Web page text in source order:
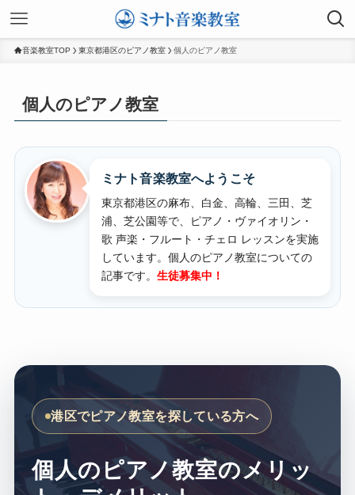
音楽教室TOP 東京都港区のピアノ教室 個人のピアノ教室
個人のピアノ教室
ミナト音楽教室へようこそ
東京都港区の麻布、白金、高輪、三田、芝
浦、芝公園等で、ピアノ・ヴァイオリン・
歌 声楽・フルート・チェロ レッスンを実施
しています。 個人のピアノ教室についての
記事です。 生徒募集中！
港区でピアノ教室を探している方へ
個人のピアノ教室のメリッ